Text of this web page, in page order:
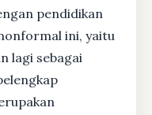
pendidikan
ini, yaitu
lagi sebagai